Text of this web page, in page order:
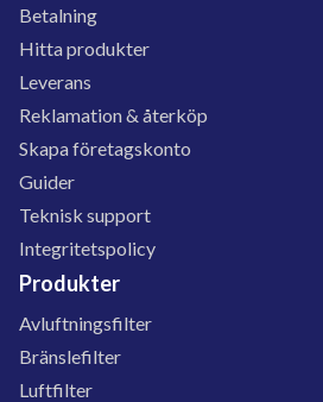
Betalning
Hitta produkter
Leverans
Reklamation & återköp
Skapa företagskonto
Guider
Teknisk support
Integritetspolicy
Produkter
Avluftningsfilter
Bränslefilter
Luftfilter